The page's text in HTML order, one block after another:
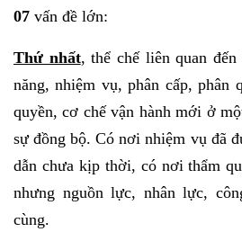
07 vấn đề lớn:
Thứ nhất, thể chế liên quan
năng, nhiệm vụ, phân cấp, phân
quyền, cơ chế vận hành mới ở
sự đồng bộ. Có nơi nhiệm vụ đã
dẫn chưa kịp thời, có nơi thẩm
nhưng nguồn lực, nhân lực,
cùng.